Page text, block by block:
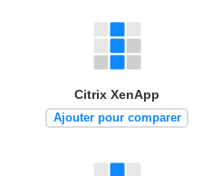
Citrix XenApp
Ajouter pour comparer